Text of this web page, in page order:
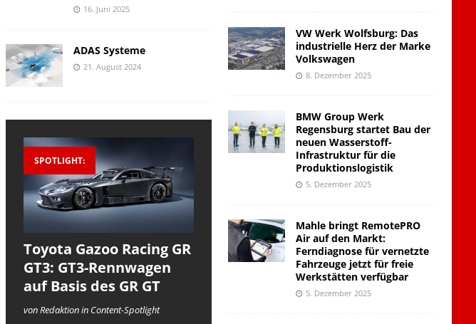
16. Juni 2025
ADAS Systeme
21. August 2024
SPOTLIGHT:
Toyota Gazoo Racing GR
GT3: GT3-Rennwagen
auf Basis des GR GT
von Redaktion in Content-Spotlight
VW Werk Wolfsburg: Das
industrielle Herz der Marke
Volkswagen
8. Dezember 2025
BMW Group Werk
Regensburg startet Bau der
neuen Wasserstoff-
Infrastruktur für die
Produktionslogistik
5. Dezember 2025
Mahle bringt RemotePRO
Air auf den Markt:
Ferndiagnose für vernetzte
Fahrzeuge jetzt für freie
Werkstätten verfügbar
5. Dezember 2025